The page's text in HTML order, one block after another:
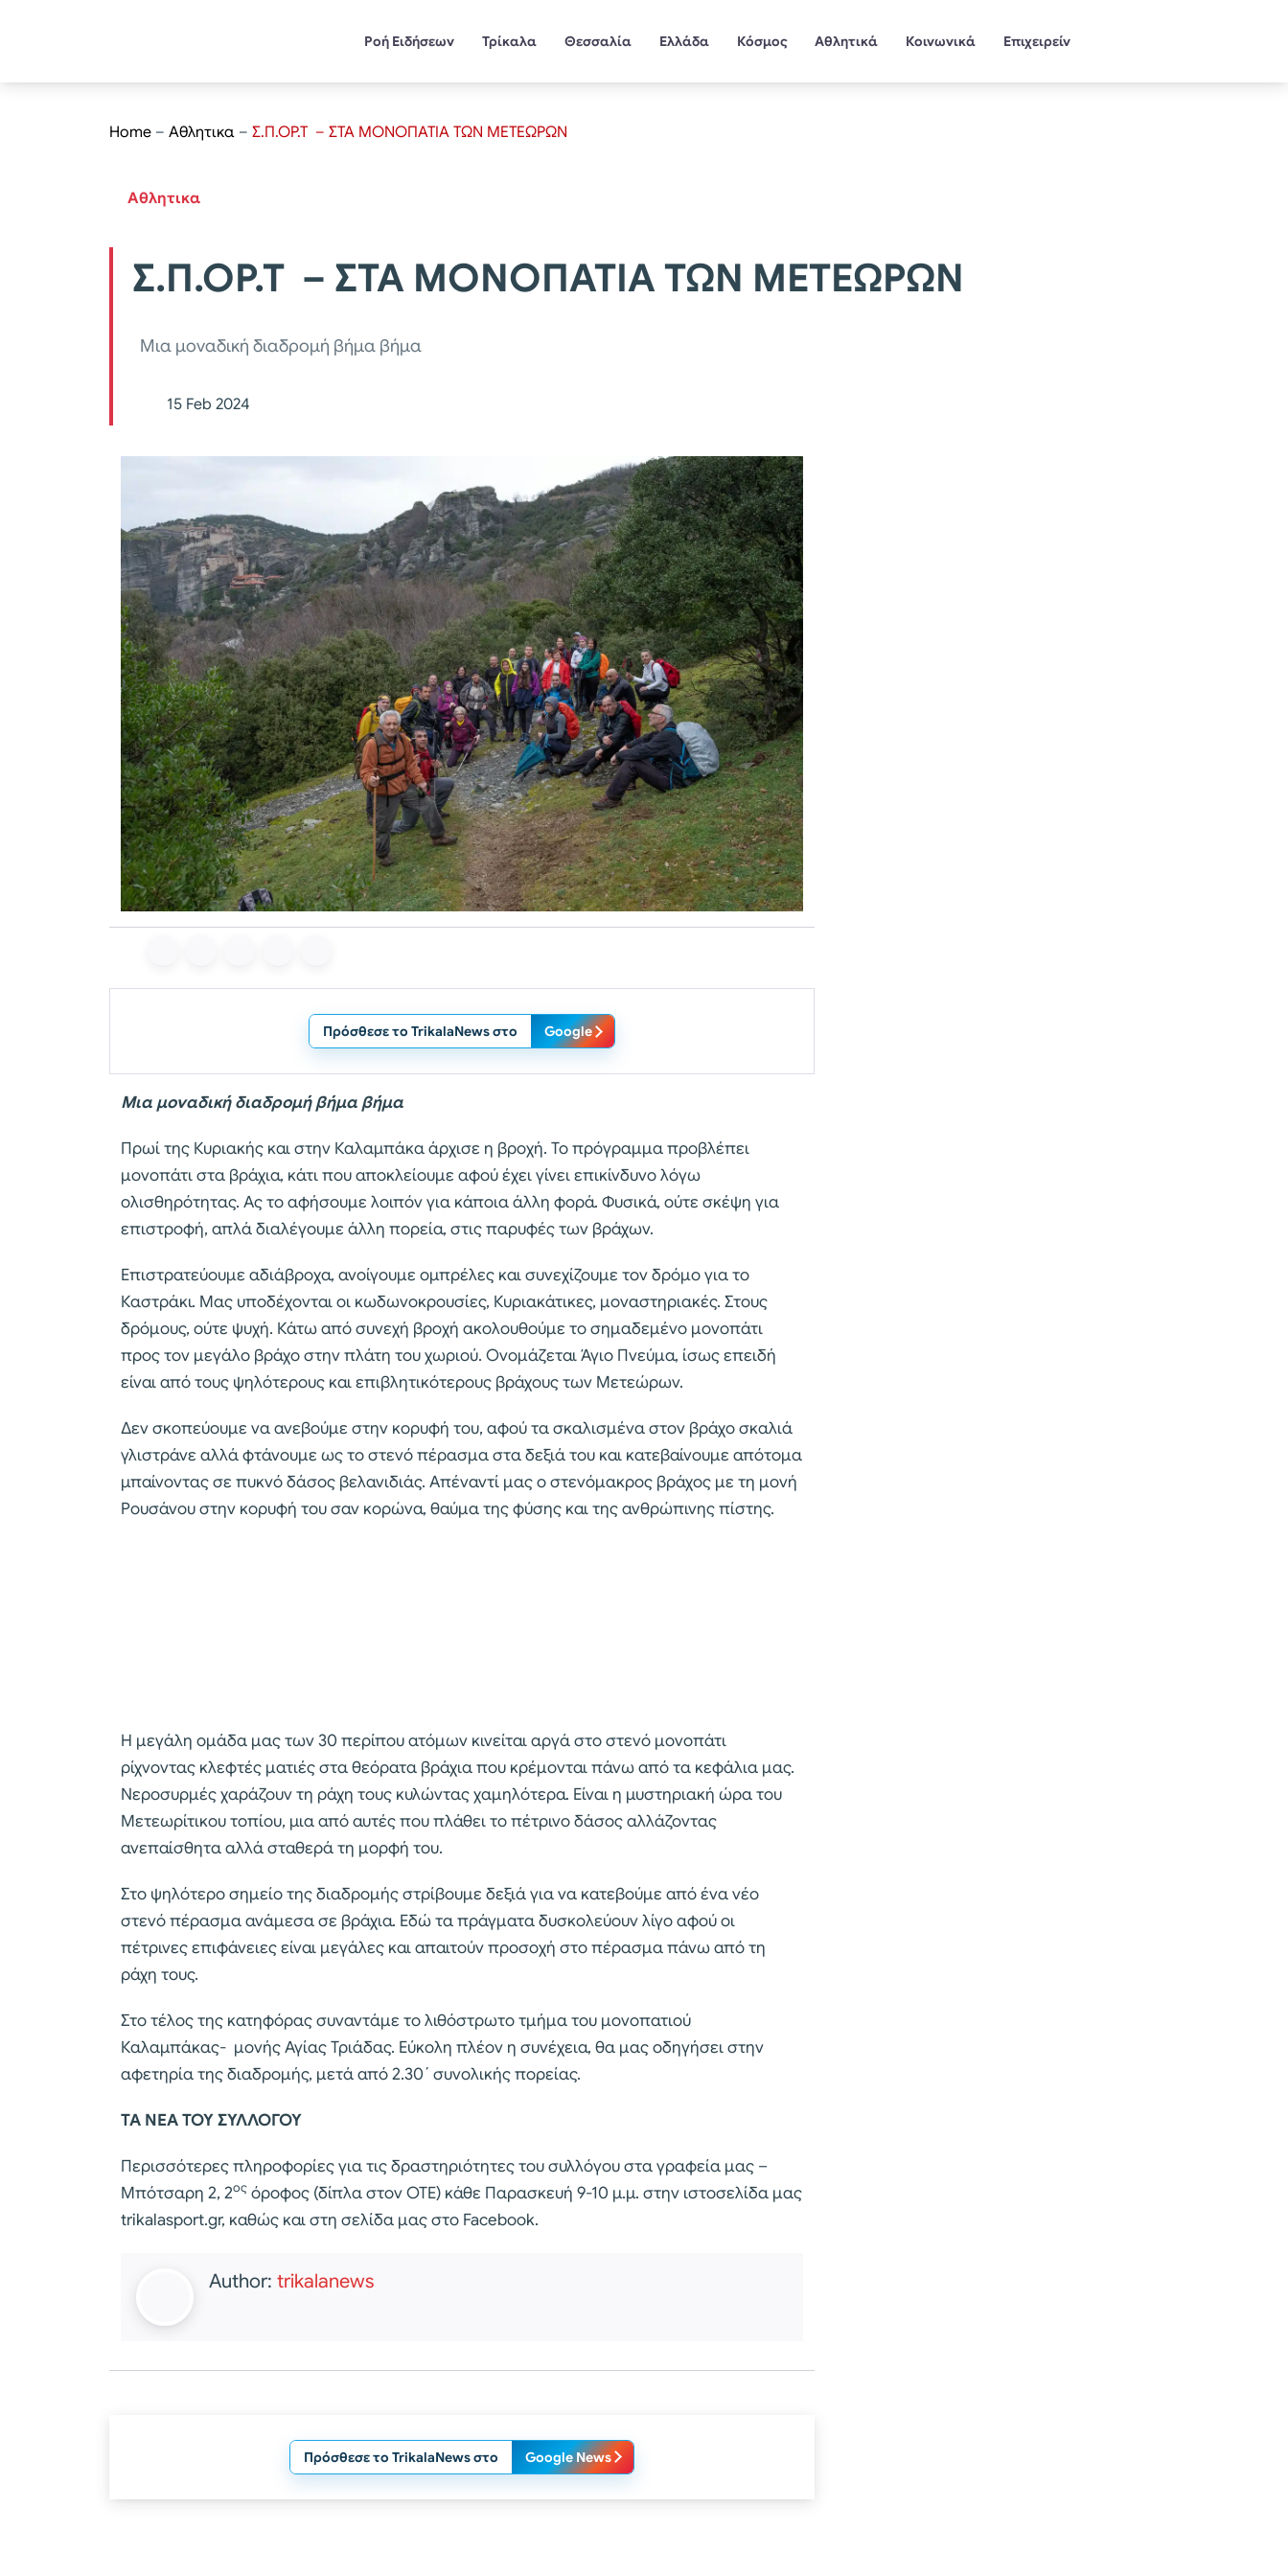
Ροή Ειδήσεων Τρίκαλα Θεσσαλία Ελλάδα Κόσμος Αθλητικά Κοινωνικά Επιχειρείν
Home – Αθλητικα – Σ.Π.ΟΡ.Τ – ΣΤΑ ΜΟΝΟΠΑΤΙΑ ΤΩΝ ΜΕΤΕΩΡΩΝ
Αθλητικα
Σ.Π.ΟΡ.Τ – ΣΤΑ ΜΟΝΟΠΑΤΙΑ ΤΩΝ ΜΕΤΕΩΡΩΝ
Μια μοναδική διαδρομή βήμα βήμα
15 Feb 2024
Πρόσθεσε το TrikalaNews στο Google
Μια μοναδική διαδρομή βήμα βήμα
Πρωί της Κυριακής και στην Καλαμπάκα άρχισε η βροχή. Το πρόγραμμα προβλέπει
μονοπάτι στα βράχια, κάτι που αποκλείουμε αφού έχει γίνει επικίνδυνο λόγω
ολισθηρότητας. Ας το αφήσουμε λοιπόν για κάποια άλλη φορά. Φυσικά, ούτε σκέψη για
επιστροφή, απλά διαλέγουμε άλλη πορεία, στις παρυφές των βράχων.
Επιστρατεύουμε αδιάβροχα, ανοίγουμε ομπρέλες και συνεχίζουμε τον δρόμο για το
Καστράκι. Μας υποδέχονται οι κωδωνοκρουσίες, Κυριακάτικες, μοναστηριακές. Στους
δρόμους, ούτε ψυχή. Κάτω από συνεχή βροχή ακολουθούμε το σημαδεμένο μονοπάτι
προς τον μεγάλο βράχο στην πλάτη του χωριού. Ονομάζεται Άγιο Πνεύμα, ίσως επειδή
είναι από τους ψηλότερους και επιβλητικότερους βράχους των Μετεώρων.
Δεν σκοπεύουμε να ανεβούμε στην κορυφή του, αφού τα σκαλισμένα στον βράχο σκαλιά
γλιστράνε αλλά φτάνουμε ως το στενό πέρασμα στα δεξιά του και κατεβαίνουμε απότομα
μπαίνοντας σε πυκνό δάσος βελανιδιάς. Απέναντί μας ο στενόμακρος βράχος με τη μονή
Ρουσάνου στην κορυφή του σαν κορώνα, θαύμα της φύσης και της ανθρώπινης πίστης.
Η μεγάλη ομάδα μας των 30 περίπου ατόμων κινείται αργά στο στενό μονοπάτι
ρίχνοντας κλεφτές ματιές στα θεόρατα βράχια που κρέμονται πάνω από τα κεφάλια μας.
Νεροσυρμές χαράζουν τη ράχη τους κυλώντας χαμηλότερα. Είναι η μυστηριακή ώρα του
Μετεωρίτικου τοπίου, μια από αυτές που πλάθει το πέτρινο δάσος αλλάζοντας
ανεπαίσθητα αλλά σταθερά τη μορφή του.
Στο ψηλότερο σημείο της διαδρομής στρίβουμε δεξιά για να κατεβούμε από ένα νέο
στενό πέρασμα ανάμεσα σε βράχια. Εδώ τα πράγματα δυσκολεύουν λίγο αφού οι
πέτρινες επιφάνειες είναι μεγάλες και απαιτούν προσοχή στο πέρασμα πάνω από τη
ράχη τους.
Στο τέλος της κατηφόρας συναντάμε το λιθόστρωτο τμήμα του μονοπατιού
Καλαμπάκας- μονής Αγίας Τριάδας. Εύκολη πλέον η συνέχεια, θα μας οδηγήσει στην
αφετηρία της διαδρομής, μετά από 2.30΄ συνολικής πορείας.
ΤΑ ΝΕΑ ΤΟΥ ΣΥΛΛΟΓΟΥ
Περισσότερες πληροφορίες για τις δραστηριότητες του συλλόγου στα γραφεία μας –
Μπότσαρη 2, 2ος όροφος (δίπλα στον ΟΤΕ) κάθε Παρασκευή 9-10 μ.μ. στην ιστοσελίδα μας
trikalasport.gr, καθώς και στη σελίδα μας στο Facebook.
Author: trikalanews
Πρόσθεσε το TrikalaNews στο Google News